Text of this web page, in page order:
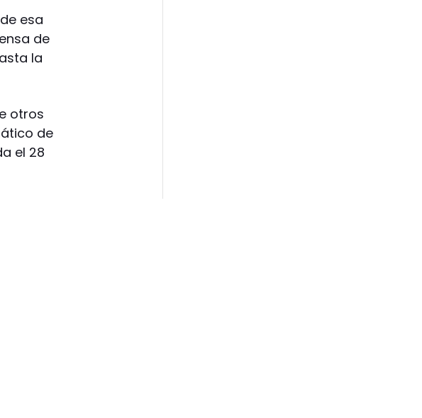
esa
de
la
otros
de
el 28